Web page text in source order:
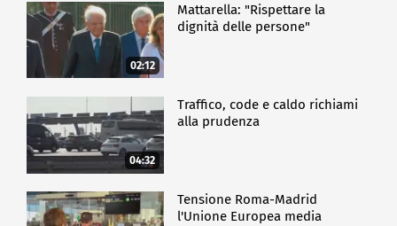
02:12
Mattarella: "Rispettare la
dignità delle persone"
04:32
Traffico, code e caldo richiami
alla prudenza
Tensione Roma-Madrid
l'Unione Europea media